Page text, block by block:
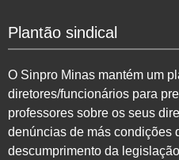
Plantão sindical
O Sinpro Minas mantém um
diretores/funcionários para
professores sobre os seus
denúncias de más condições
descumprimento da